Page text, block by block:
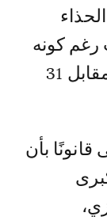
الحذاء
كونه
حطم رقمهما بتسجيله 32 هدفًا مقابل 31
قانونًا بأن